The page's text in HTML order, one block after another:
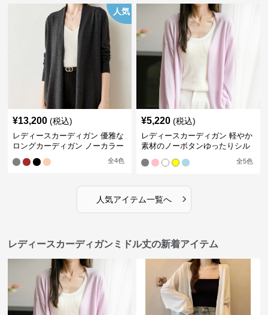
人気
¥13,200 (税込)
レディースカーディガン 優雅な
ロングカーディガン ノーカラー
全4色
¥5,220 (税込)
レディースカーディガン 軽やか
素材のノーボタンゆったりシル
全5色
人気アイテム一覧へ ›
レディースカーディガンミドル丈の新着アイテム